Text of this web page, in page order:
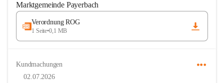
Marktgemeinde Payerbach
Verordnung ROG
1 Seite•0,1 MB
Kundmachungen
02.07.2026